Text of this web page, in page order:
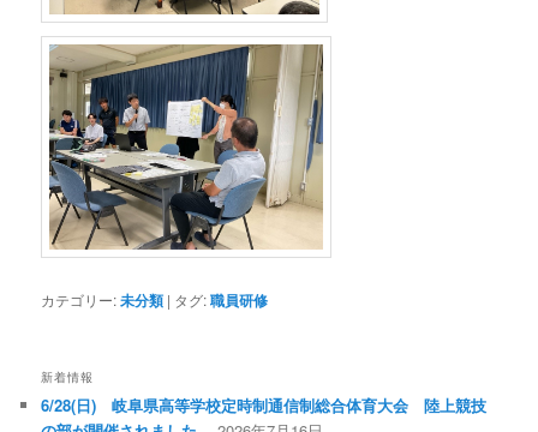
カテゴリー:未分類 | タグ:職員研修
新着情報
6/28(日) 岐阜県高等学校定時制通信制総合体育大会 陸上競技